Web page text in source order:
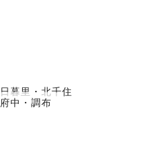
日暮里・北千住
府中・調布